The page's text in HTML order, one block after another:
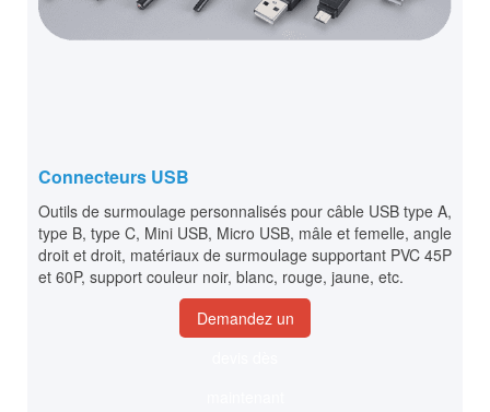
Connecteurs USB
Outils de surmoulage personnalisés pour câble USB type A,
type B, type C, Mini USB, Micro USB, mâle et femelle, angle
droit et droit, matériaux de surmoulage supportant PVC 45P
et 60P, support couleur noir, blanc, rouge, jaune, etc.
Demandez un